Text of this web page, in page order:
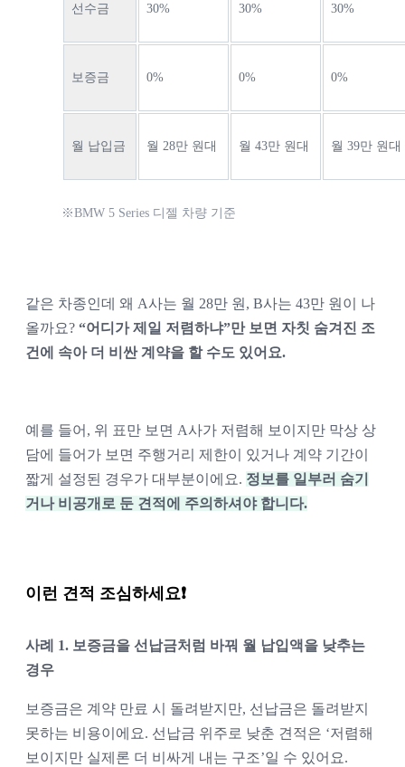
선수금 30% 30% 30%
보증금 0% 0% 0%
월 납입금 월 28만 원대 월 43만 원대 월 39만 원대
※BMW 5 Series 디젤 차량 기준
같은 차종인데 왜 A사는 월 28만 원, B사는 43만 원이 나
올까요? “어디가 제일 저렴하냐”만 보면 자칫 숨겨진 조
건에 속아 더 비싼 계약을 할 수도 있어요.
예를 들어, 위 표만 보면 A사가 저렴해 보이지만 막상 상
담에 들어가 보면 주행거리 제한이 있거나 계약 기간이
짧게 설정된 경우가 대부분이에요. 정보를 일부러 숨기
거나 비공개로 둔 견적에 주의하셔야 합니다.
이런 견적 조심하세요❗
사례 1. 보증금을 선납금처럼 바꿔 월 납입액을 낮추는
경우
보증금은 계약 만료 시 돌려받지만, 선납금은 돌려받지
못하는 비용이에요. 선납금 위주로 낮춘 견적은 ‘저렴해
보이지만 실제론 더 비싸게 내는 구조’일 수 있어요.